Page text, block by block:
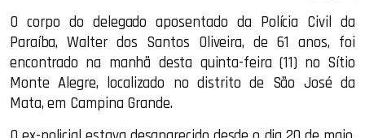
O corpo do delegado aposentado da Polícia Civil da
Paraíba, Walter dos Santos Oliveira, de 61 anos, foi
encontrado na manhã desta quinta-feira (11) no Sítio
Monte Alegre, localizado no distrito de São José da
Mata, em Campina Grande.